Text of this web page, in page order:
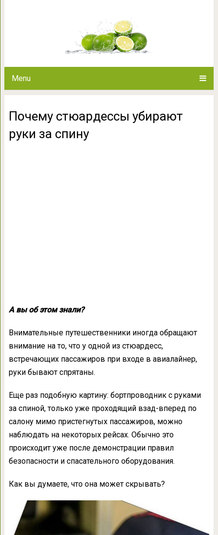
Menu
Почему стюардессы убирают
руки за спину
А вы об этом знали?
Внимательные путешественники иногда обращают
внимание на то, что у одной из стюардесс,
встречающих пассажиров при входе в авиалайнер,
руки бывают спрятаны.
Еще раз подобную картину: бортпроводник с руками
за спиной, только уже проходящий взад-вперед по
салону мимо пристегнутых пассажиров, можно
наблюдать на некоторых рейсах. Обычно это
происходит уже после демонстрации правил
безопасности и спасательного оборудования.
Как вы думаете, что она может скрывать?